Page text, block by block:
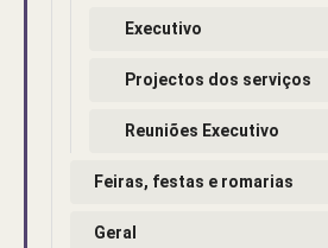
Executivo
Projectos dos serviços
Reuniões Executivo
Feiras, festas e romarias
Geral